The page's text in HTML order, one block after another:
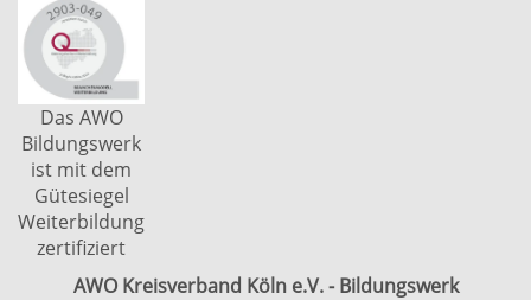
Das AWO
Bildungswerk
ist mit dem
Gütesiegel
Weiterbildung
zertifiziert
AWO Kreisverband Köln e.V. - Bildungswerk